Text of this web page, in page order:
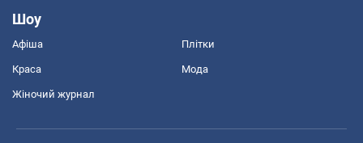
Шоу
Афіша Плітки
Краса Мода
Жіночий журнал